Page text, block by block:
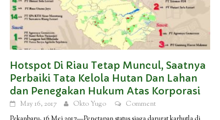
Hotspot Di Riau Tetap Muncul, Saatnya
Perbaiki Tata Kelola Hutan Dan Lahan
dan Penegakan Hukum Atas Korporasi
May 16, 2017 Okto Yugo
Comment